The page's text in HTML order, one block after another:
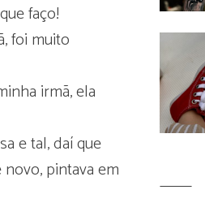
faço!
foi muito
irmã, ela
e tal, daí que
pintava em